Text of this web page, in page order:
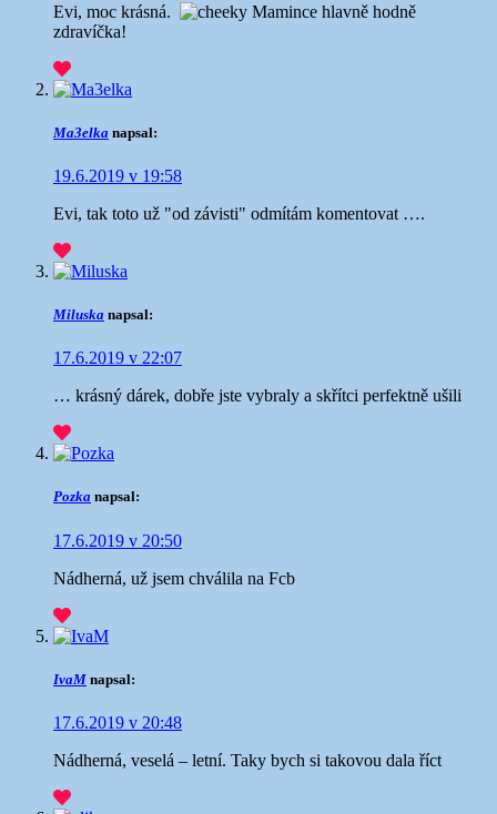
Evi, moc krásná.
Mamince hlavně hodně
zdravíčka!
Ma3elka napsal:
19.6.2019 v 19:58
Evi, tak toto už "od závisti" odmítám komentovat ….
Miluska napsal:
17.6.2019 v 22:07
… krásný dárek, dobře jste vybraly a skřítci perfektně ušili
Pozka napsal:
17.6.2019 v 20:50
Nádherná, už jsem chválila na Fcb
IvaM napsal:
17.6.2019 v 20:48
Nádherná, veselá – letní. Taky bych si takovou dala říct